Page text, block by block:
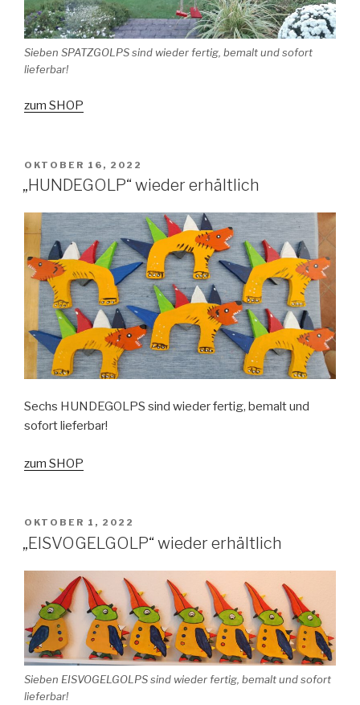
Sieben SPATZGOLPS sind wieder fertig, bemalt und sofort
lieferbar!
zum SHOP
VERÖFFENTLICHT
AM
OKTOBER 16, 2022
„HUNDEGOLP“ wieder erhältlich
Sechs HUNDEGOLPS sind wieder fertig, bemalt und
sofort lieferbar!
zum SHOP
VERÖFFENTLICHT
AM
OKTOBER 1, 2022
„EISVOGELGOLP“ wieder erhältlich
Sieben EISVOGELGOLPS sind wieder fertig, bemalt und sofort
lieferbar!